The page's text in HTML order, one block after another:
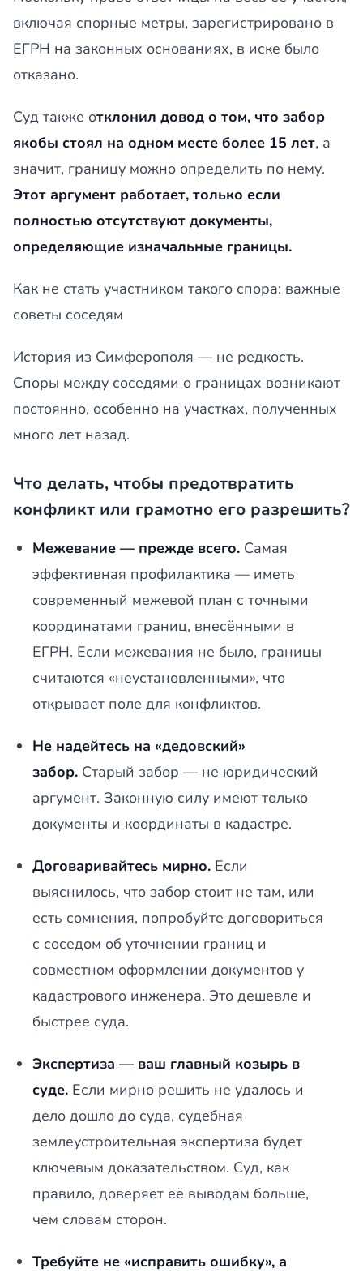
включая спорные метры, зарегистрировано в
ЕГРН на законных основаниях, в иске было
отказано.
Суд также отклонил довод о том, что забор
якобы стоял на одном месте более 15 лет, а
значит, границу можно определить по нему.
Этот аргумент работает, только если
полностью отсутствуют документы,
определяющие изначальные границы.
Как не стать участником такого спора: важные
советы соседям
История из Симферополя — не редкость.
Споры между соседями о границах возникают
постоянно, особенно на участках, полученных
много лет назад.
Что делать, чтобы предотвратить
конфликт или грамотно его разрешить?
Межевание — прежде всего. Самая
эффективная профилактика — иметь
современный межевой план с точными
координатами границ, внесёнными в
ЕГРН. Если межевания не было, границы
считаются «неустановленными», что
открывает поле для конфликтов.
Не надейтесь на «дедовский»
забор. Старый забор — не юридический
аргумент. Законную силу имеют только
документы и координаты в кадастре.
Договаривайтесь мирно. Если
выяснилось, что забор стоит не там, или
есть сомнения, попробуйте договориться
с соседом об уточнении границ и
совместном оформлении документов у
кадастрового инженера. Это дешевле и
быстрее суда.
Экспертиза — ваш главный козырь в
суде. Если мирно решить не удалось и
дело дошло до суда, судебная
землеустроительная экспертиза будет
ключевым доказательством. Суд, как
правило, доверяет её выводам больше,
чем словам сторон.
Требуйте не «исправить ошибку», а